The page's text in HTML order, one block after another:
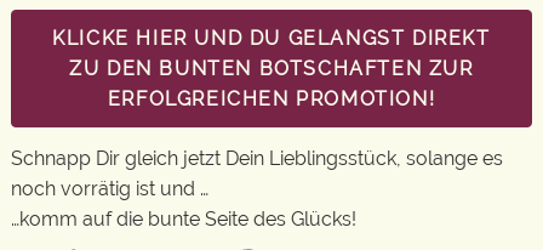
KLICKE HIER UND DU GELANGST DIREKT
ZU DEN BUNTEN BOTSCHAFTEN ZUR
ERFOLGREICHEN PROMOTION!
Schnapp Dir gleich jetzt Dein Lieblingsstück, solange es
noch vorrätig ist und …
…komm auf die bunte Seite des Glücks!